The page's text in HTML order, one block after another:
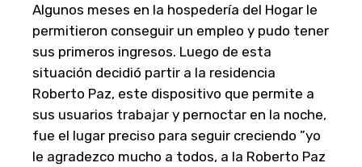
Algunos meses en la hospedería del Hogar le
permitieron conseguir un empleo y pudo tener
sus primeros ingresos. Luego de esta
situación decidió partir a la residencia
Roberto Paz, este dispositivo que permite a
sus usuarios trabajar y pernoctar en la noche,
fue el lugar preciso para seguir creciendo ”yo
le agradezco mucho a todos, a la Roberto Paz